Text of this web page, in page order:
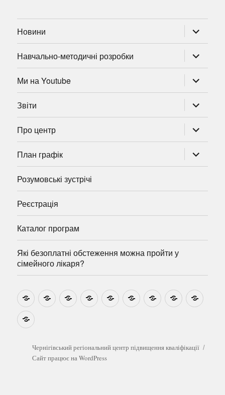
Новини
підменю
Навчально-методичні розробки
підменю
Ми на Youtube
підменю
Звіти
підменю
Про центр
підменю
План графік
підменю
Розумовські зустрічі
Реєстрація
Каталог програм
Які безоплатні обстеження можна пройти у
сімейного лікаря?
НовиниНавчально-
методичні
Ми
на
Звіти Про
центр
План
графік
Розумовські
зустрічі
Реєстрація
Які
безоплатні
можна
пройти
у
Чернігівський регіональний центр підвищення кваліфікації
Сайт працює на WordPress